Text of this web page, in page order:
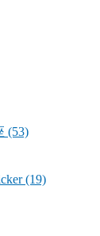
(53)
(19)